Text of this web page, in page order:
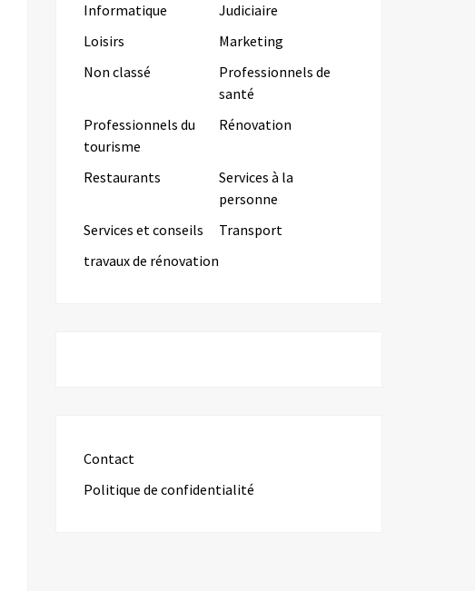
Informatique
Judiciaire
Loisirs
Marketing
Non classé
Professionnels de
santé
Professionnels du
tourisme
Rénovation
Restaurants
Services à la
personne
Services et conseils
Transport
travaux de rénovation
Contact
Politique de confidentialité